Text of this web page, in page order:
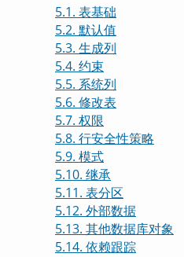
5.1. 表基础
5.2. 默认值
5.3. 生成列
5.4. 约束
5.5. 系统列
5.6. 修改表
5.7. 权限
5.8. 行安全性策略
5.9. 模式
5.10. 继承
5.11. 表分区
5.12. 外部数据
5.13. 其他数据库对象
5.14. 依赖跟踪